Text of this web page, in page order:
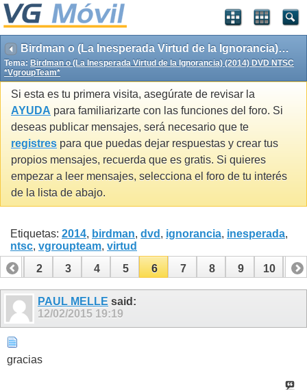
Birdman o (La Inesperada Virtud de la Ignorancia) (2014) DVD NTSC *VgroupTeam*
Tema: Birdman o (La Inesperada Virtud de la Ignorancia) (2014) DVD NTSC
*VgroupTeam*
Si esta es tu primera visita, asegúrate de revisar la
AYUDA para familiarizarte con las funciones del foro. Si
deseas publicar mensajes, será necesario que te
registres para que puedas dejar respuestas y crear tus
propios mensajes, recuerda que es gratis. Si quieres
empezar a leer mensajes, selecciona el foro de tu interés
de la lista de abajo.
Etiquetas: 2014, birdman, dvd , ignorancia, inesperada,
ntsc, vgroupteam, virtud
1
2 3 4 5 6 7 8 9 10 11
PAUL MELLE said:
12/02/2015 19:19
gracias